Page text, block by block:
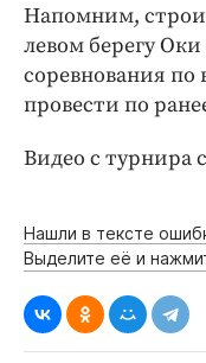
Напомним,
левом берегу
соревнования по
провести по
Видео с турнира
Нашли в тексте
Выделите её и